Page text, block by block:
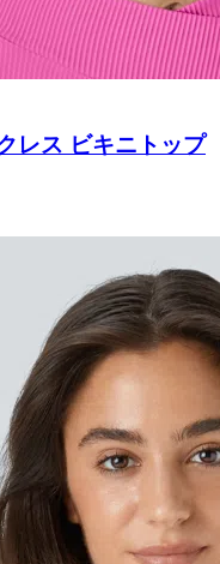
レス ビキニトップ